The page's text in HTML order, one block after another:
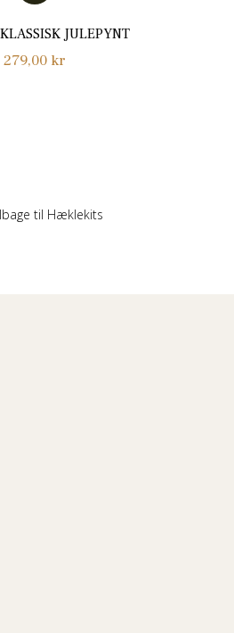
JULEPYNT
Normalpris
279,00 kr
til Hæklekits